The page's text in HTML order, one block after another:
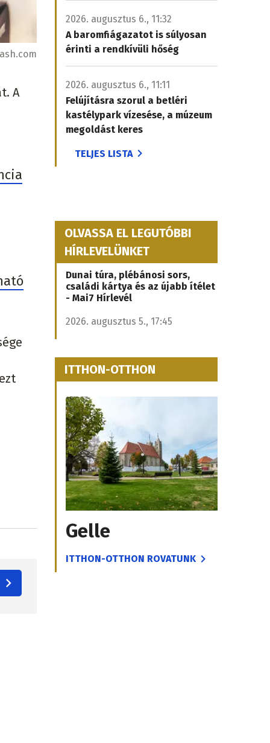
A
2026. augusztus 6., 11:32
A baromfiágazatot is súlyosan
érinti a rendkívüli hőség
2026. augusztus 6., 11:11
Felújításra szorul a betléri
kastélypark vízesése, a múzeum
megoldást keres
TELJES LISTA
OLVASSA EL LEGUTÓBBI
HÍRLEVELÜNKET
Dunai túra, plébánosi sors,
családi kártya és az újabb ítélet
- Mai7 Hírlevél
2026. augusztus 5., 17:45
ITTHON-OTTHON
Gelle
ITTHON-OTTHON ROVATUNK